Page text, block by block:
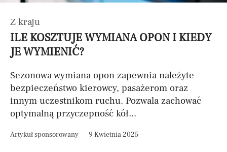
Z kraju
ILE KOSZTUJE WYMIANA OPON I KIEDY
JE WYMIENIĆ?
Sezonowa wymiana opon zapewnia należyte
bezpieczeństwo kierowcy, pasażerom oraz
innym uczestnikom ruchu. Pozwala zachować
optymalną przyczepność kół...
Artykuł sponsorowany 9 Kwietnia 2025